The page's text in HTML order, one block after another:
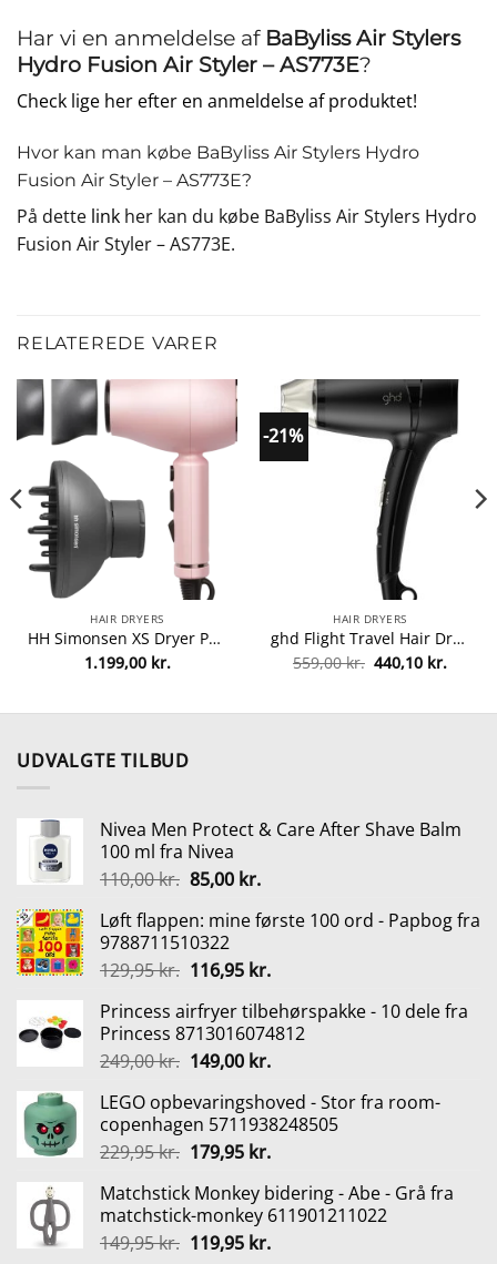
Har vi en anmeldelse af BaByliss Air Stylers
Hydro Fusion Air Styler – AS773E?
Check lige her efter en anmeldelse af produktet!
Hvor kan man købe BaByliss Air Stylers Hydro
Fusion Air Styler – AS773E?
På dette link her kan du købe BaByliss Air Stylers Hydro
Fusion Air Styler – AS773E.
RELATEREDE VARER
HAIR DRYERS
HH Simonsen XS Dryer Pretty Rose 2023 (Limited Edition) fra HH Simonsen
1.199,00 kr.
-21%
HAIR DRYERS
ghd Flight Travel Hair Dryer fra GHD
559,00kr. Den
oprindelige
559,00 kr..
440,10 kr.Den
kr..
UDVALGTE TILBUD
Nivea Men Protect & Care After Shave Balm
100 ml fra Nivea
110,00kr. Den
pris
var:
110,00 kr..
85,00 kr.Den
pris
85,00 kr..
Løft flappen: mine første 100 ord - Papbog fra
9788711510322
129,95kr. Den
pris
var:
129,95 kr..
116,95 kr.Den
pris
er:
116,95 kr..
Princess airfryer tilbehørspakke - 10 dele fra
Princess 8713016074812
249,00kr. Den
pris
var:
249,00 kr..
149,00 kr.Den
pris
er:
149,00 kr..
LEGO opbevaringshoved - Stor fra room-
copenhagen 5711938248505
229,95kr. Den
pris
var:
229,95 kr..
179,95 kr.Den
pris
er:
179,95 kr..
Matchstick Monkey bidering - Abe - Grå fra
matchstick-monkey 611901211022
149,95kr. Den
119,95 kr.Den